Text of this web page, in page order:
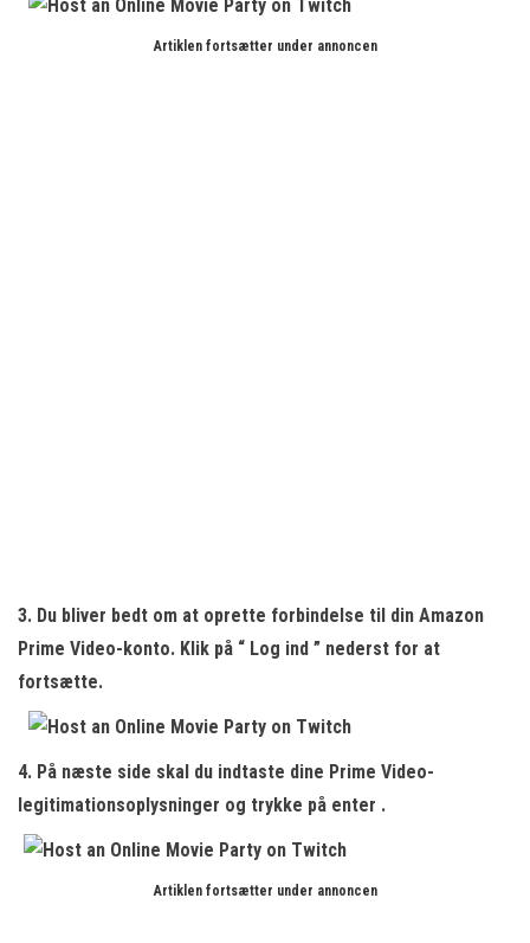
Artiklen fortsætter under annoncen
3. Du bliver bedt om at oprette forbindelse til din Amazon
Prime Video-konto. Klik på “ Log ind ” nederst for at
fortsætte.
4. På næste side skal du indtaste dine Prime Video-
legitimationsoplysninger og trykke på enter .
Artiklen fortsætter under annoncen